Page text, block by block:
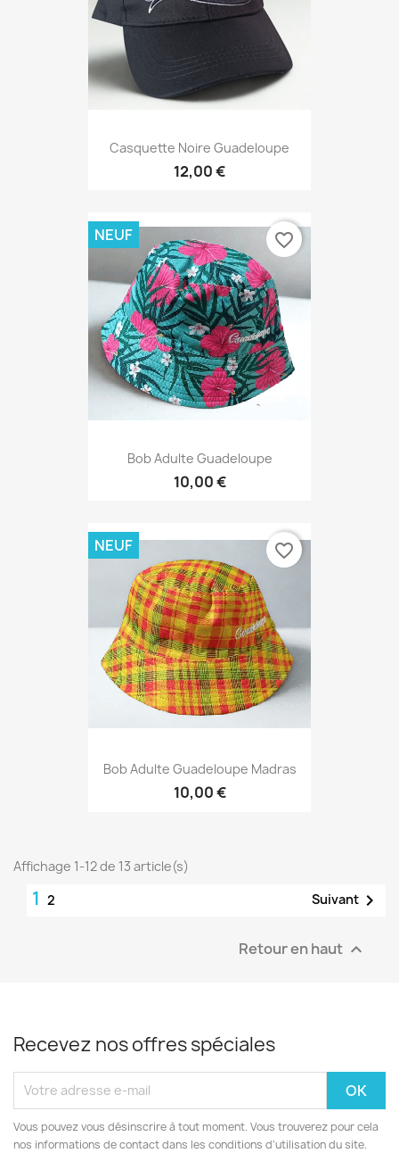
Casquette Noire Guadeloupe
12,00 €
Bob Adulte Guadeloupe
10,00 €
NEUF favorite_border
Bob Adulte Guadeloupe Madras
10,00 €
NEUF favorite_border
Affichage 1-12 de 13 article(s)
1 2 Suivant 
Retour en haut 
Recevez nos offres spéciales
Vous pouvez vous désinscrire à tout moment. Vous trouverez pour cela
nos informations de contact dans les conditions d'utilisation du site.